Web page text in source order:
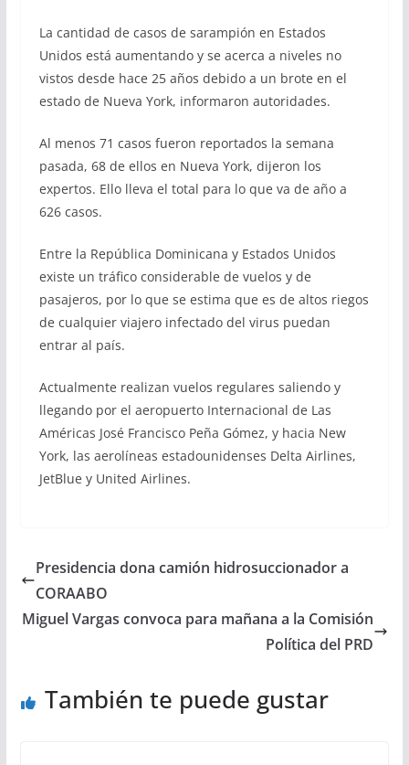
La cantidad de casos de sarampión en Estados
Unidos está aumentando y se acerca a niveles no
vistos desde hace 25 años debido a un brote en el
estado de Nueva York, informaron autoridades.
Al menos 71 casos fueron reportados la semana
pasada, 68 de ellos en Nueva York, dijeron los
expertos. Ello lleva el total para lo que va de año a
626 casos.
Entre la República Dominicana y Estados Unidos
existe un tráfico considerable de vuelos y de
pasajeros, por lo que se estima que es de altos riegos
de cualquier viajero infectado del virus puedan
entrar al país.
Actualmente realizan vuelos regulares saliendo y
llegando por el aeropuerto Internacional de Las
Américas José Francisco Peña Gómez, y hacia New
York, las aerolíneas estadounidenses Delta Airlines,
JetBlue y United Airlines.
Presidencia dona camión hidrosuccionador a
CORAABO
Miguel Vargas convoca para mañana a la Comisión
Política del PRD
También te puede gustar